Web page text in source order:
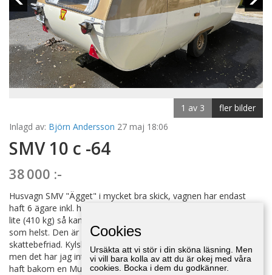
fler bilder
1 av 3
Inlagd av: Björn Andersson 27 maj 18:06
SMV 10 c -64
38 000 :-
Husvagn SMV "Ägget" i mycket bra skick, vagnen har endast
haft 6 ägare inkl. handlare under alla år. Eftersom den väger så
lite (410 kg) så kan man dra den med nästan vilken veteranbil
som helst. Den är besiktad och därmed besiktningsbefriad samt
skattebefriad. Kylskåp och spis fungerar utmärkt, förtält finns till
men det har jag inte haft uppsatt. Fin veteranvagn som jag har
haft bakom en Mustang. Nu söker den ny ägare
Cookies
Ursäkta att vi stör i din sköna läsning. Men
vi vill bara kolla av att du är okej med våra
cookies. Bocka i dem du godkänner.